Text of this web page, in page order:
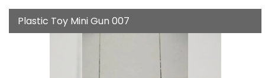
Plastic Toy Mini Gun 007